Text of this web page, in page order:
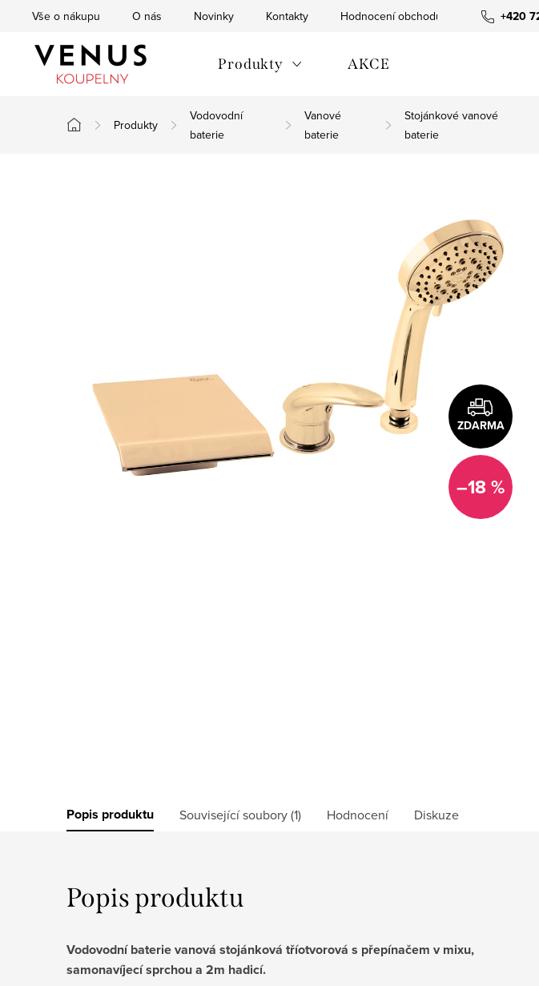
+420
Vše o nákupu O nás Novinky Kontakty Hodnocení obchodu
Produkty AKCE
Domů
Produkty
Vodovodní
baterie
Vanové
baterie
Stojánkové vanové
baterie
ZDARMA
–18 %
Popis produktu Související soubory (1) Hodnocení Diskuze
Popis produktu
Vodovodní baterie vanová stojánková tříotvorová s přepínačem v mixu,
samonavíjecí sprchou a 2m hadicí.